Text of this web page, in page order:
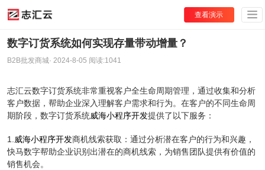
查看演示
数字订货系统如何实现存量带动增量？
B2B批发商城· 2024-8-05 阅读:1041
志汇云数字订货系统非常重视客户全生命周期管理，通过收集和分析
客户数据，帮助企业深入理解客户需求和行为。在客户的不同生命周
期阶段，数字订货系统威海小程序开发提供了以下服务：
1. 威海小程序开发商机线索获取：通过分析潜在客户的行为和兴趣，
快马数字帮助企业识别出潜在的商机线索，为销售团队提供有价值的
销售机会。